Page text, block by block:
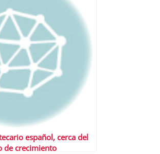
español, cerca del
de crecimiento